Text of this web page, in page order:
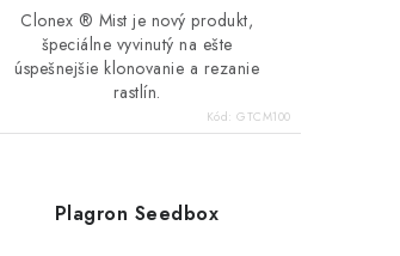
Clonex ® Mist je nový produkt,
špeciálne vyvinutý na ešte
úspešnejšie klonovanie a rezanie
rastlín.
Kód:GTCM100
Plagron Seedbox